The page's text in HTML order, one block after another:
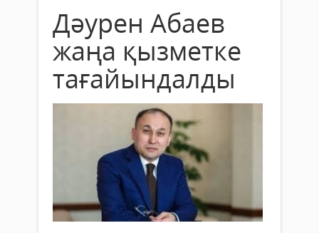
Дәурен Абаев
жаңа қызметке
тағайындалды